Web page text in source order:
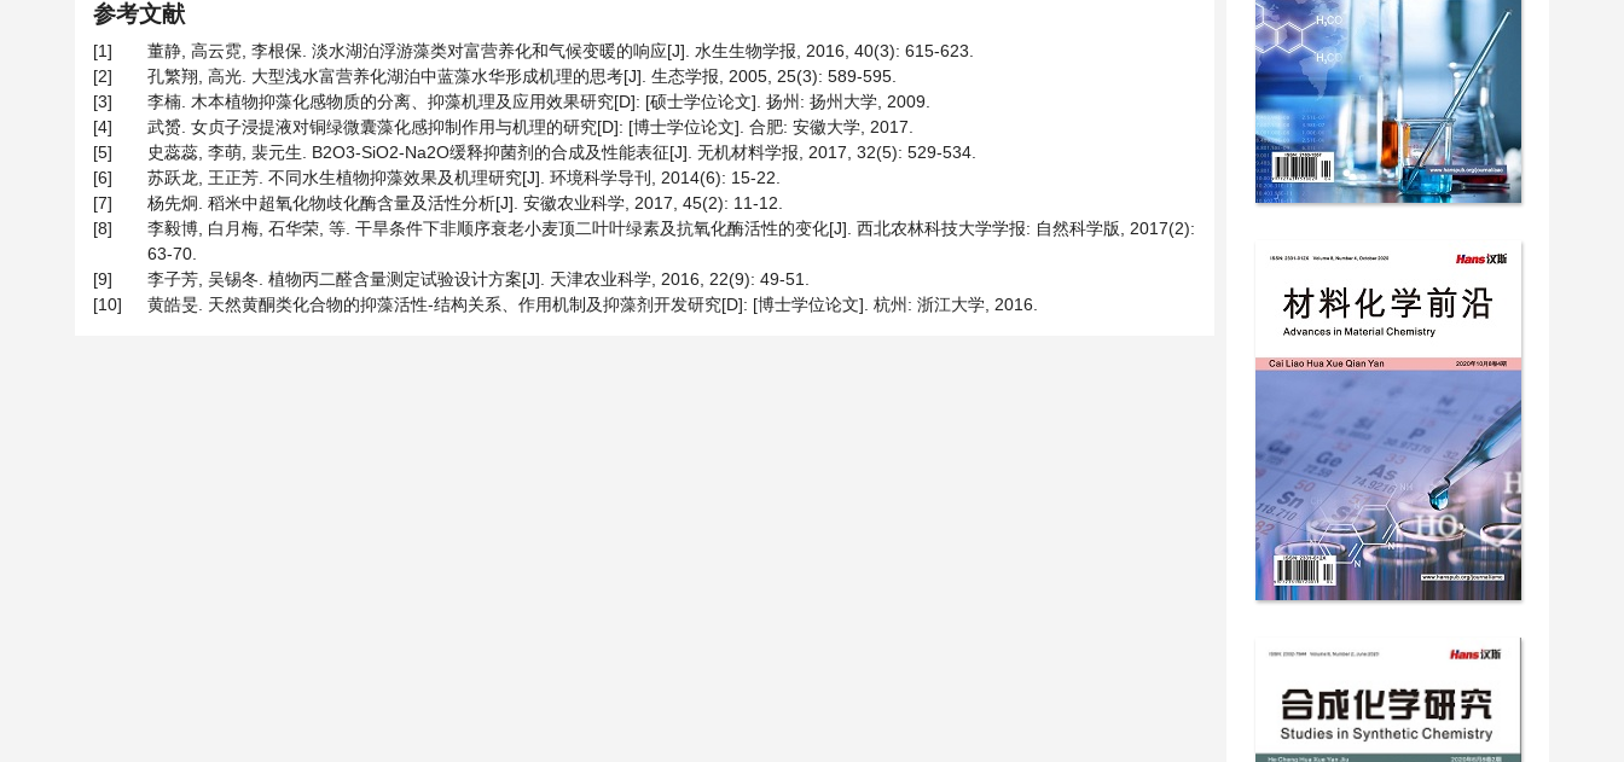
参考文献
[1]
董静, 高云霓, 李根保. 淡水湖泊浮游藻类对富营养化和气候变暖的响应[J]. 水生生物学报, 2016, 40(3): 615-623.
[2]
孔繁翔, 高光. 大型浅水富营养化湖泊中蓝藻水华形成机理的思考[J]. 生态学报, 2005, 25(3): 589-595.
[3]
李楠. 木本植物抑藻化感物质的分离、抑藻机理及应用效果研究[D]: [硕士学位论文]. 扬州: 扬州大学, 2009.
[4]
武赟. 女贞子浸提液对铜绿微囊藻化感抑制作用与机理的研究[D]: [博士学位论文]. 合肥: 安徽大学, 2017.
[5]
史蕊蕊, 李萌, 裴元生. B2O3-SiO2-Na2O缓释抑菌剂的合成及性能表征[J]. 无机材料学报, 2017, 32(5): 529-534.
[6]
苏跃龙, 王正芳. 不同水生植物抑藻效果及机理研究[J]. 环境科学导刊, 2014(6): 15-22.
[7]
杨先炯. 稻米中超氧化物歧化酶含量及活性分析[J]. 安徽农业科学, 2017, 45(2): 11-12.
[8]
李毅博, 白月梅, 石华荣, 等. 干旱条件下非顺序衰老小麦顶二叶叶绿素及抗氧化酶活性的变化[J]. 西北农林科技大学学报: 自然科学版, 2017(2):
63-70.
[9]
李子芳, 吴锡冬. 植物丙二醛含量测定试验设计方案[J]. 天津农业科学, 2016, 22(9): 49-51.
[10]
黄皓旻. 天然黄酮类化合物的抑藻活性-结构关系、作用机制及抑藻剂开发研究[D]: [博士学位论文]. 杭州: 浙江大学, 2016.